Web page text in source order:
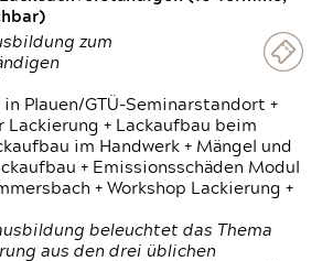
zum
in Plauen/GTÜ-Seminarstandort +
Lackierung + Lackaufbau beim
im Handwerk + Mängel und
+ Emissionsschäden Modul
+ Workshop Lackierung +
beleuchtet das Thema
aus den drei üblichen